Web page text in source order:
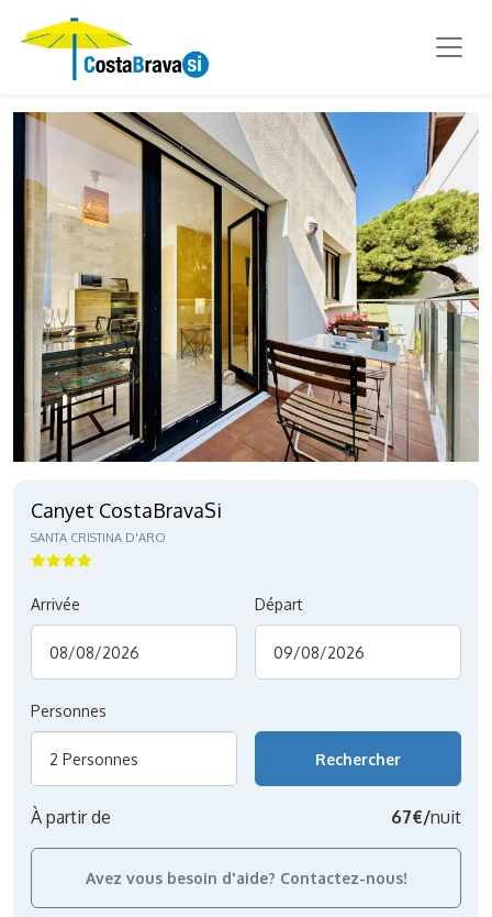
Canyet CostaBravaSi
SANTA CRISTINA D'ARO
Arrivée Départ
Personnes
2 Personnes
À partir de 67€/nuit
Avez vous besoin d'aide? Contactez-nous!